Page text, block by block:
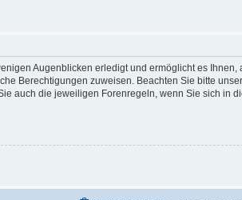
Augenblicken erledigt und ermöglicht es Ihnen,
Berechtigungen zuweisen. Beachten Sie bitte
auch die jeweiligen Forenregeln, wenn Sie sich in